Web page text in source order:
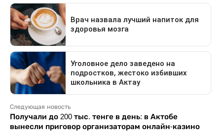
Следующая новость
Получали до 200 тыс. тенге в день: в Актобе
вынесли приговор организаторам онлайн-казино